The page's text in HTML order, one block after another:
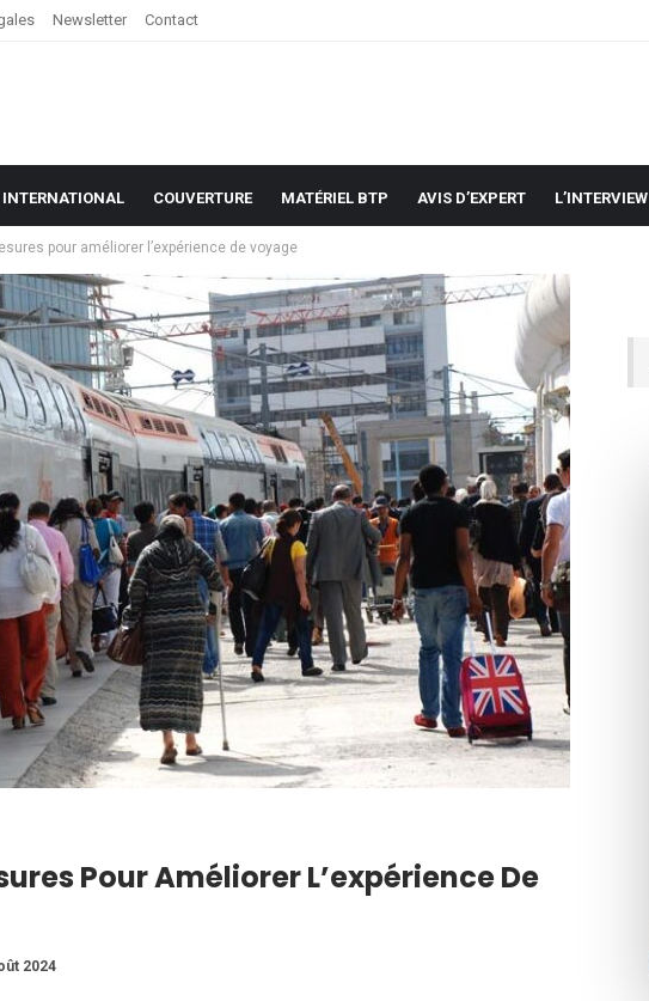
Newsletter Contact
COUVERTURE MATÉRIEL BTP AVIS D’EXPERT L’INTERVIEW
pour améliorer l’expérience de voyage
Pour Améliorer L’expérience De
2024